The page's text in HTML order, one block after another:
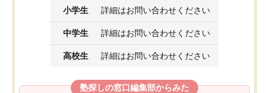
小学生 詳細はお問い合わせください
中学生 詳細はお問い合わせください
高校生 詳細はお問い合わせください
塾探しの窓口編集部からみた